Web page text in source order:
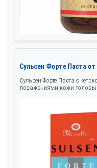
Сульсен Форте Паста
Сульсен Форте Паста с
поражениями кожи головы